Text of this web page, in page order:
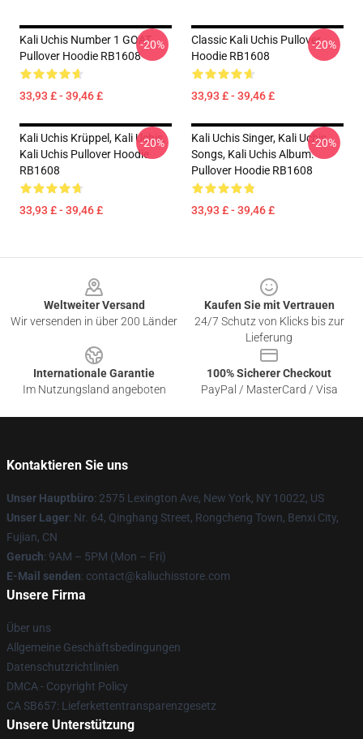
Kali Uchis Number 1 GOAT
Pullover Hoodie RB1608
33,93 £ - 39,46 £
-20%
Classic Kali Uchis Pullover
Hoodie RB1608
33,93 £ - 39,46 £
-20%
Kali Uchis Krüppel, Kali Uchis,
Kali Uchis Pullover Hoodie
RB1608
33,93 £ - 39,46 £
-20%
Kali Uchis Singer, Kali Uchis
Songs, Kali Uchis Album.
Pullover Hoodie RB1608
33,93 £ - 39,46 £
-20%
Weltweiter Versand
Wir versenden in über 200 Länder
Kaufen Sie mit Vertrauen
24/7 Schutz von Klicks bis zur
Lieferung
Internationale Garantie
Im Nutzungsland angeboten
100% Sicherer Checkout
PayPal / MasterCard / Visa
Kontaktieren Sie uns
Unser Hauptbüro: 2575 Lexington Ave, New York, NY 10022, US
Unser Lager: Nr. 64, Qinghang Street, Rongcheng Town, Benxi City,
Fujian, CN
Geruch: 9AM – 5PM (Mon – Fri)
E-Mail senden: contact@kaliuchisstore.com
Unsere Firma
Über uns
Allgemeine Geschäftsbedingungen
Datenschutzrichtlinien
DMCA - Copyright Policy
CA SB657: Lieferkettentransparenzgesetz
Unsere Unterstützung